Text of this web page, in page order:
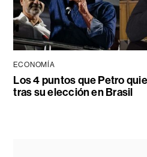
ECONOMÍA
Los 4 puntos que Petro
tras su elección en Brasil